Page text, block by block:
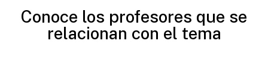
Conoce los profesores que se
relacionan con el tema